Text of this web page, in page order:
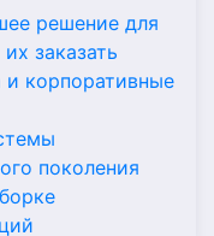
решение для
заказать
и корпоративные
поколения